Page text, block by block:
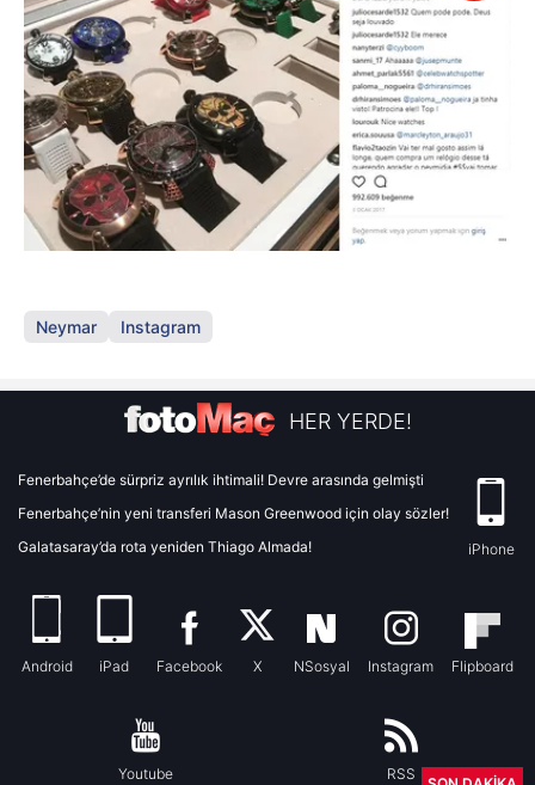
Neymar Instagram
HER YERDE!
Fenerbahçe’de sürpriz ayrılık ihtimali! Devre arasında gelmişti
Fenerbahçe’nin yeni transferi Mason Greenwood için olay sözler!
Galatasaray’da rota yeniden Thiago Almada!
iPhone
Android iPad Facebook X NSosyal Instagram Flipboard
Youtube RSS